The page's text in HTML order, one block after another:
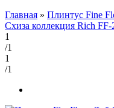
Главная » Плинтус Fine
Схиза коллекция Rich FF-
1
/1
1
/1